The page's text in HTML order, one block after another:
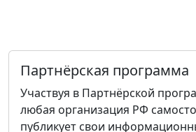
Партнёрская программа
Участвуя в Партнёрской
любая организация РФ
публикует свои